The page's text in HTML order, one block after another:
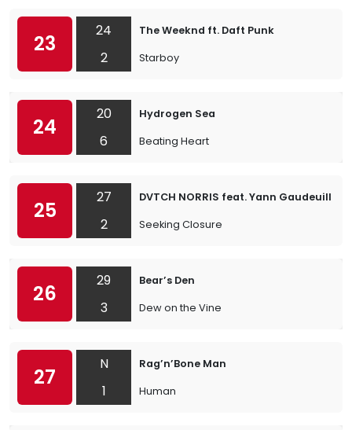
23
24
2
The Weeknd ft. Daft Punk
Starboy
24
20
6
Hydrogen Sea
Beating Heart
25
27
2
DVTCH NORRIS feat. Yann Gaudeuille
Seeking Closure
26
29
3
Bear’s Den
Dew on the Vine
27
N
1
Rag’n’Bone Man
Human